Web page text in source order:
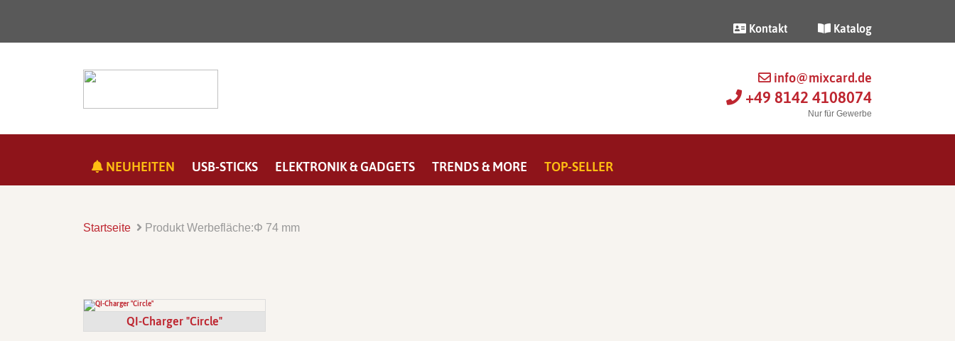
Kontakt Katalog
info@mixcard.de
+49 8142 4108074
Nur für Gewerbe
NEUHEITEN USB-STICKS ELEKTRONIK & GADGETS TRENDS & MORE TOP-SELLER
Startseite Produkt Werbefläche:Φ 74 mm
QI-Charger "Circle"